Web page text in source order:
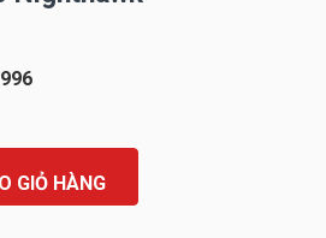
GIỎ HÀNG